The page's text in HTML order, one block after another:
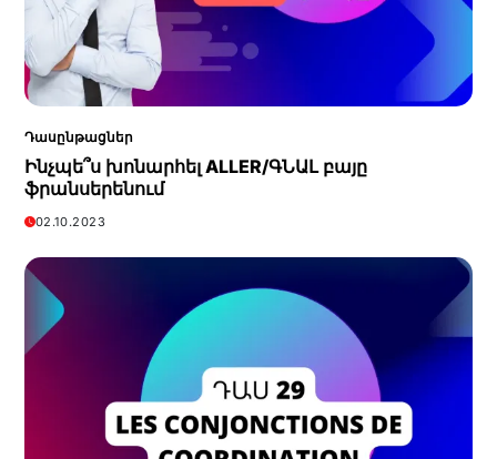
Դասընթացներ
Ինչպե՞ս խոնարհել ALLER/ԳՆԱԼ բայը
ֆրանսերենում
02.10.2023